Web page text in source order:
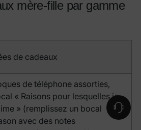
mère-fille par gamme
de cadeaux
de téléphone assorties,
« Raisons pour lesquelles je
» (remplissez un bocal
avec des notes